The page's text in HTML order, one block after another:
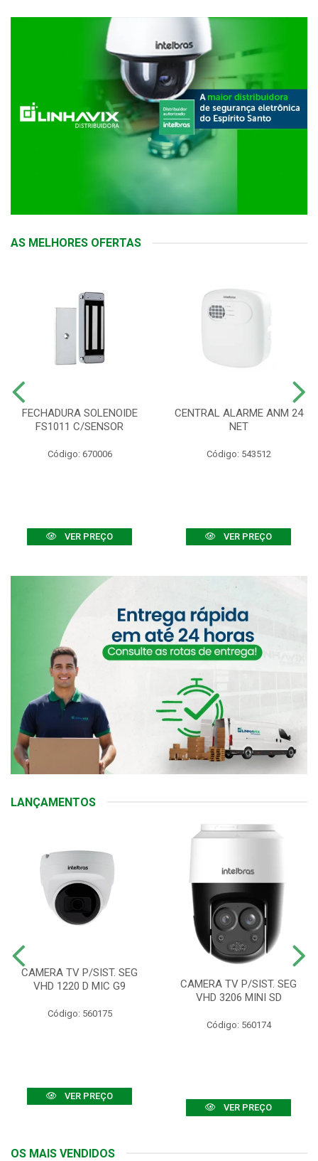
AS MELHORES OFERTAS
FECHADURA SOLENOIDE
FS1011 C/SENSOR
Código: 670006
VER PREÇO
CENTRAL ALARME ANM 24
NET
Código: 543512
VER PREÇO
LANÇAMENTOS
CAMERA TV P/SIST. SEG
VHD 1220 D MIC G9
Código: 560175
VER PREÇO
CAMERA TV P/SIST. SEG
VHD 3206 MINI SD
Código: 560174
VER PREÇO
OS MAIS VENDIDOS